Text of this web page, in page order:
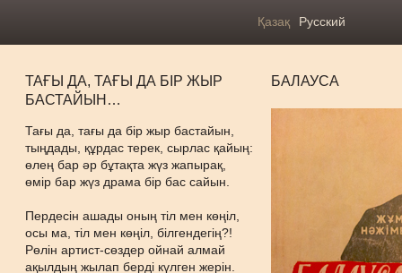
Қазақ Русский
ТАҒЫ ДА, ТАҒЫ ДА БІР ЖЫР
БАСТАЙЫН…
Тағы да, тағы да бір жыр бастайын,
тыңдады, құрдас терек, сырлас қайың:
өлең бар әр бұтақта жүз жапырақ,
өмір бар жүз драма бір бас сайын.
Пердесін ашады оның тіл мен көңіл,
осы ма, тіл мен көңіл, білгендегің?!
Рөлін артист-сөздер ойнай алмай
ақылдың жылап берді күлген жерін.
БАЛАУСА